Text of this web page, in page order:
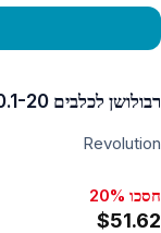
רבולושן לכלבים 10.1-20 ק"ג - אדום 3 מנות
Revolution
חסכו 20%
$51.62